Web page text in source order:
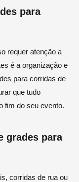
para
requer atenção a
é a organização e
para corridas de
que tudo
fim do seu evento.
grades para
corridas de rua ou